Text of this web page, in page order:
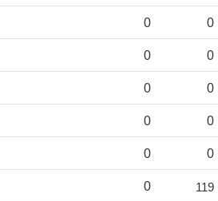
0 0
0 0
0 0
0 0
0 0
0 119